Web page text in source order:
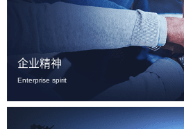
企业精神
Enterprise spirit